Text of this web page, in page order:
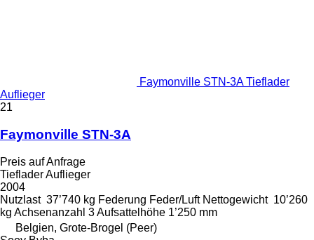
Faymonville STN-3A Tieflader
Auflieger
21
Faymonville STN-3A
Preis auf Anfrage
Tieflader Auflieger
2004
Nutzlast 37’740 kg Federung Feder/Luft Nettogewicht 10’260
kg Achsenanzahl 3Aufsattelhöhe 1’250 mm
Belgien, Grote-Brogel (Peer)